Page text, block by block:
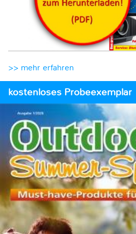
>> mehr erfahren
kostenloses Probeexemplar